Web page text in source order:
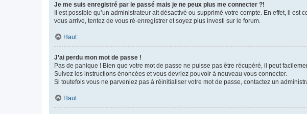
Je me suis enregistré par le passé mais je ne peux plus me connecter ?!
Il est possible qu’un administrateur ait désactivé ou supprimé votre compte. En effet, il
vous arrive, tentez de vous ré-enregistrer et soyez plus investi sur le forum.
Haut
J’ai perdu mon mot de passe !
Pas de panique ! Bien que votre mot de passe ne puisse pas être récupéré, il peut
Suivez les instructions énoncées et vous devriez pouvoir à nouveau vous connecter.
Si toutefois vous ne parveniez pas à réinitialiser votre mot de passe, contactez un
Haut